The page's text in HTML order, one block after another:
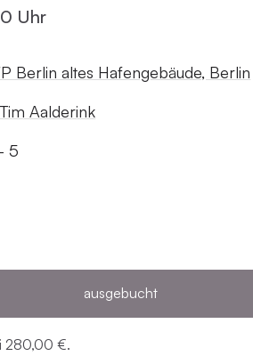
Uhr
Berlin altes Hafengebäude, Berlin
Aalderink
5
ausgebucht
280,00 €.